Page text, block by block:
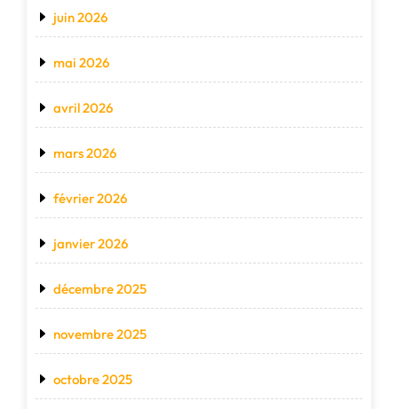
juin 2026
mai 2026
avril 2026
mars 2026
février 2026
janvier 2026
décembre 2025
novembre 2025
octobre 2025